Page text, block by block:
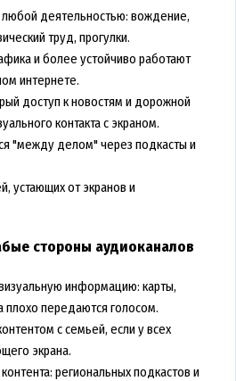
деятельностью: вождение,
труд, прогулки.
и более устойчиво работают
интернете.
доступ к новостям и дорожной
контакта с экраном.
"между делом" через подкасты и
устающих от экранов и
стороны аудиоканалов
информацию: карты,
передаются голосом.
с семьей, если у всех
экрана.
региональных подкастов и